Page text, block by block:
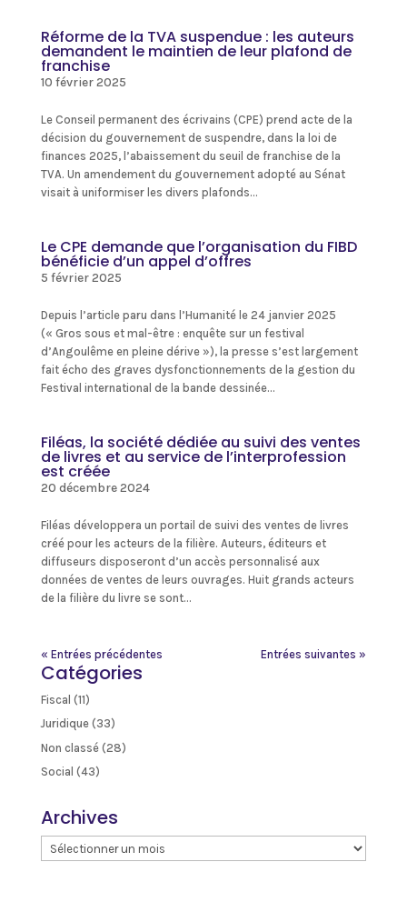
Réforme de la TVA suspendue : les auteurs
demandent le maintien de leur plafond de
franchise
10 février 2025
Le Conseil permanent des écrivains (CPE) prend acte de la
décision du gouvernement de suspendre, dans la loi de
finances 2025, l’abaissement du seuil de franchise de la
TVA. Un amendement du gouvernement adopté au Sénat
visait à uniformiser les divers plafonds...
Le CPE demande que l’organisation du FIBD
bénéficie d’un appel d’offres
5 février 2025
Depuis l’article paru dans l’Humanité le 24 janvier 2025
(« Gros sous et mal-être : enquête sur un festival
d’Angoulême en pleine dérive »), la presse s’est largement
fait écho des graves dysfonctionnements de la gestion du
Festival international de la bande dessinée...
Filéas, la société dédiée au suivi des ventes
de livres et au service de l’interprofession
est créée
20 décembre 2024
Filéas développera un portail de suivi des ventes de livres
créé pour les acteurs de la filière. Auteurs, éditeurs et
diffuseurs disposeront d’un accès personnalisé aux
données de ventes de leurs ouvrages. Huit grands acteurs
de la filière du livre se sont...
« Entrées précédentes Entrées suivantes »
Catégories
Fiscal (11)
Juridique(33)
Non classé(28)
Social (43)
Archives
Archives